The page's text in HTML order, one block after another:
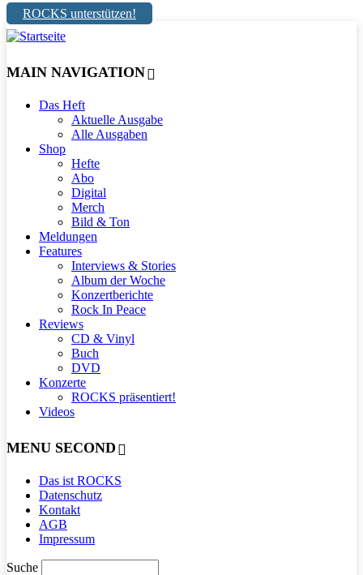
ROCKS unterstützen!
MAIN NAVIGATION
Das Heft
Aktuelle Ausgabe
Alle Ausgaben
Shop
Hefte
Abo
Digital
Merch
Bild & Ton
Meldungen
Features
Interviews & Stories
Album der Woche
Konzertberichte
Rock In Peace
Reviews
CD & Vinyl
Buch
DVD
Konzerte
ROCKS präsentiert!
Videos
MENU SECOND
Das ist ROCKS
Datenschutz
Kontakt
AGB
Impressum
Suche